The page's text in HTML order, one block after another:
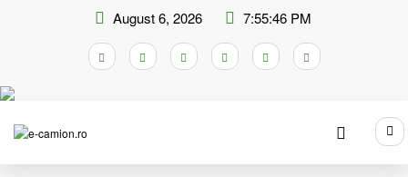
August 6, 2026 7:55:47 PM